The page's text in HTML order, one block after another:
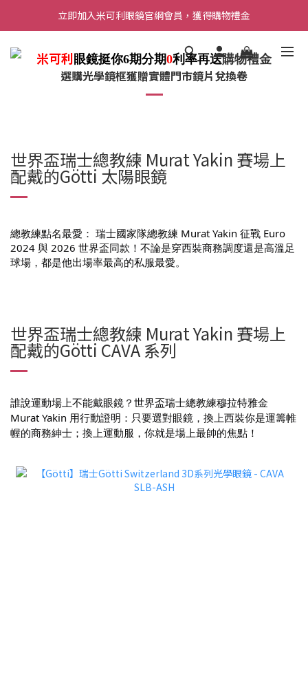
立即加入米可利眼鏡官網會員，獲得購物禮金
米可利 眼鏡挺你6期分期0利率再送購物禮金
選購光學鏡框獲贈實體門市鏡片兌換卷
世界盃瑞士總教練 Murat Yakin 賽場上
配戴的Götti 太陽眼鏡
總教練點名最愛： 瑞士國家隊總教練 Murat Yakin 征戰 Euro
2024 與 2026 世界盃同款！不論是穿西裝商務調度還是高溫足
球場，都是他出場率最高的私服最愛。
世界盃瑞士總教練 Murat Yakin 賽場上
配戴的Götti CAVA 系列
誰說運動場上不能戴眼鏡？世界盃瑞士總教練穆拉特雅金
Murat Yakin 用行動證明：只要選對眼鏡，換上西裝你是運籌帷
幄的商務紳士；換上運動服，你就是場上最帥的焦點！